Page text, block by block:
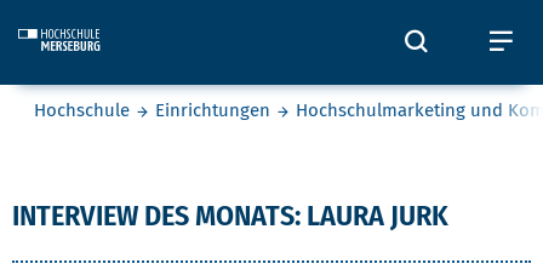
Öffnet
Sie befinden sich hier:
Hochschule Einrichtungen Hochschulmarketing und
INTERVIEW DES MONATS: LAURA JURK